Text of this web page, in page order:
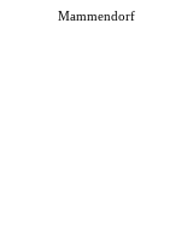
Mammendorf